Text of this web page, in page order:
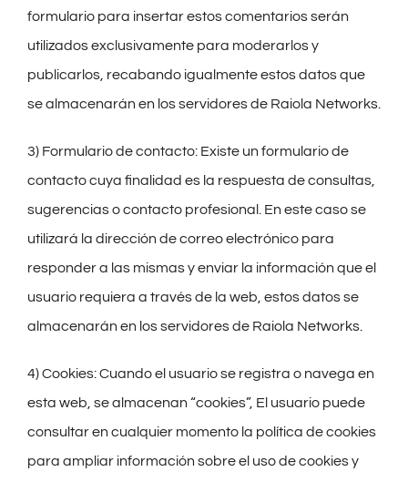
formulario para insertar estos comentarios serán
utilizados exclusivamente para moderarlos y
publicarlos, recabando igualmente estos datos que
se almacenarán en los servidores de Raiola Networks.
3) Formulario de contacto: Existe un formulario de
contacto cuya finalidad es la respuesta de consultas,
sugerencias o contacto profesional. En este caso se
utilizará la dirección de correo electrónico para
responder a las mismas y enviar la información que el
usuario requiera a través de la web, estos datos se
almacenarán en los servidores de Raiola Networks.
4) Cookies: Cuando el usuario se registra o navega en
esta web, se almacenan “cookies”, El usuario puede
consultar en cualquier momento la política de cookies
para ampliar información sobre el uso de cookies y